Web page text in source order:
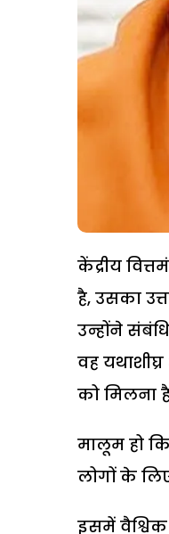
केंद्रीय
है, उसका
उन्होंने
वह
को मिलना
मालूम हो
लोगों के
इसमें वैश्विक